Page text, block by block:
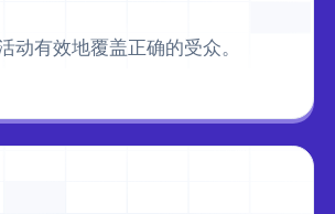
动有效地覆盖正确的受众。